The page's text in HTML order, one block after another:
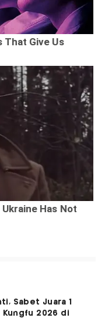
Sabet Juara 1
Kungfu 2026 di